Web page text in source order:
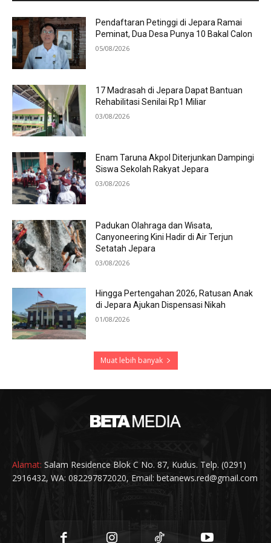
Pendaftaran Petinggi di Jepara Ramai
Peminat, Dua Desa Punya 10 Bakal Calon
05/08/2026
17 Madrasah di Jepara Dapat Bantuan
Rehabilitasi Senilai Rp1 Miliar
03/08/2026
Enam Taruna Akpol Diterjunkan Dampingi
Siswa Sekolah Rakyat Jepara
03/08/2026
Padukan Olahraga dan Wisata,
Canyoneering Kini Hadir di Air Terjun
Setatah Jepara
03/08/2026
Hingga Pertengahan 2026, Ratusan Anak
di Jepara Ajukan Dispensasi Nikah
01/08/2026
Muat lebih banyak
Alamat: Salam Residence Blok C No. 87, Kudus. Telp. (0291)
2916432, WA: 082297872020, Email: betanews.red@gmail.com